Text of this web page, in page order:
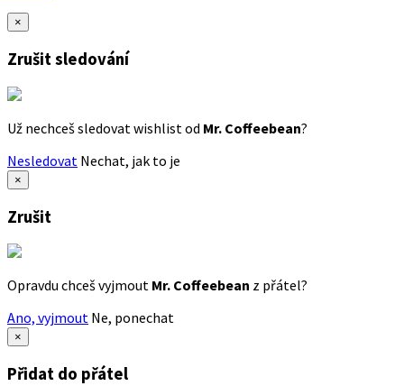
×
Zrušit sledování
Už nechceš sledovat wishlist od Mr. Coffeebean?
Nesledovat Nechat, jak to je
×
Zrušit
Opravdu chceš vyjmout Mr. Coffeebean z přátel?
Ano, vyjmout Ne, ponechat
×
Přidat do přátel